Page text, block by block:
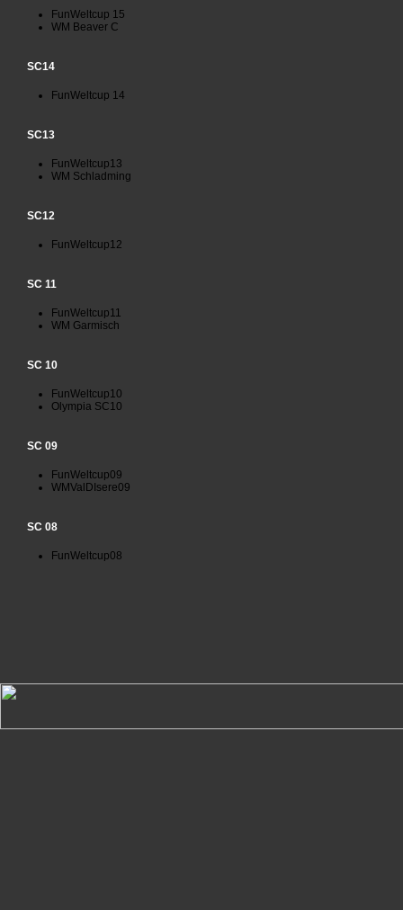
FunWeltcup 15
WM Beaver C
SC14
FunWeltcup 14
SC13
FunWeltcup13
WM Schladming
SC12
FunWeltcup12
SC 11
FunWeltcup11
WM Garmisch
SC 10
FunWeltcup10
Olympia SC10
SC 09
FunWeltcup09
WMValDIsere09
SC 08
FunWeltcup08